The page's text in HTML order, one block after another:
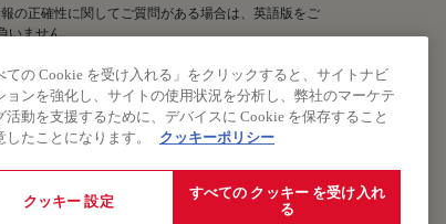
の正確性に関してご質問がある場合は、英語版をご
いません。
意味します。
ての Cookie を受け入れる」をクリックすると、サイトナビ
ョンを強化し、サイトの使用状況を分析し、弊社のマーケテ
活動を支援するために、デバイスに Cookie を保存すること
したことになります。
クッキーポリシー
クッキー 設定
すべての クッキー を受け入れ
る